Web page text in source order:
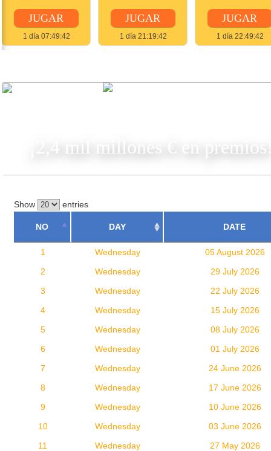
JUGAR
1 día 07:49:42
JUGAR
1 día 21:19:42
JUGAR
1 día 22:49:42
¡2,4 mil millones € en
Show entries
NO DAY DATE
1 Wednesday
05 August 2026
2
Wednesday
29 July 2026
3
Wednesday
22 July 2026
4
Wednesday
15 July 2026
5
Wednesday
08 July 2026
6
Wednesday
01 July 2026
7
Wednesday
24 June 2026
8
Wednesday
17 June 2026
9
Wednesday
10 June 2026
10
Wednesday
03 June 2026
11
Wednesday
27 May 2026